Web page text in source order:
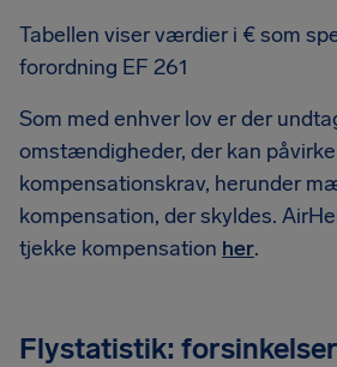
Tabellen viser værdier i € som
forordning EF 261
Som med enhver lov er der
omstændigheder, der kan
kompensationskrav, herunder
kompensation, der skyldes.
tjekke kompensation her.
Flystatistik: